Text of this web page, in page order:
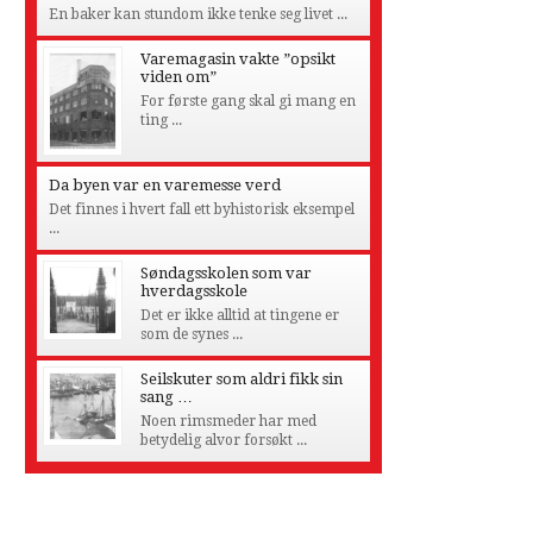
En baker kan stundom ikke tenke seg livet ...
Varemagasin vakte ”opsikt
viden om”
For første gang skal gi mang en
ting ...
Da byen var en varemesse verd
Det finnes i hvert fall ett byhistorisk eksempel
...
Søndagsskolen som var
hverdagsskole
Det er ikke alltid at tingene er
som de synes ...
Seilskuter som aldri fikk sin
sang …
Noen rimsmeder har med
betydelig alvor forsøkt ...